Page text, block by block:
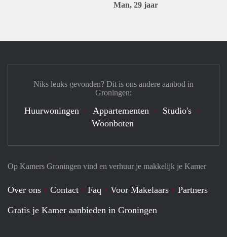
Man, 29 jaar
Op Kamers Groningen vind en verhuur je makkelijk je Kamer
Over ons Contact Faq Voor Makelaars
Partners
Gratis je Kamer aanbieden in Groningen
Niks leuks gevonden? Dit is ons andere aanbod in
Groningen:
Huurwoningen Appartementen
Studio's
Woonboten